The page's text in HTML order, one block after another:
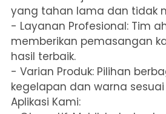
yang tahan lama dan tidak
- Layanan Profesional: Tim
memberikan pemasangan
hasil terbaik.
- Varian Produk: Pilihan
kegelapan dan warna
Aplikasi Kami: